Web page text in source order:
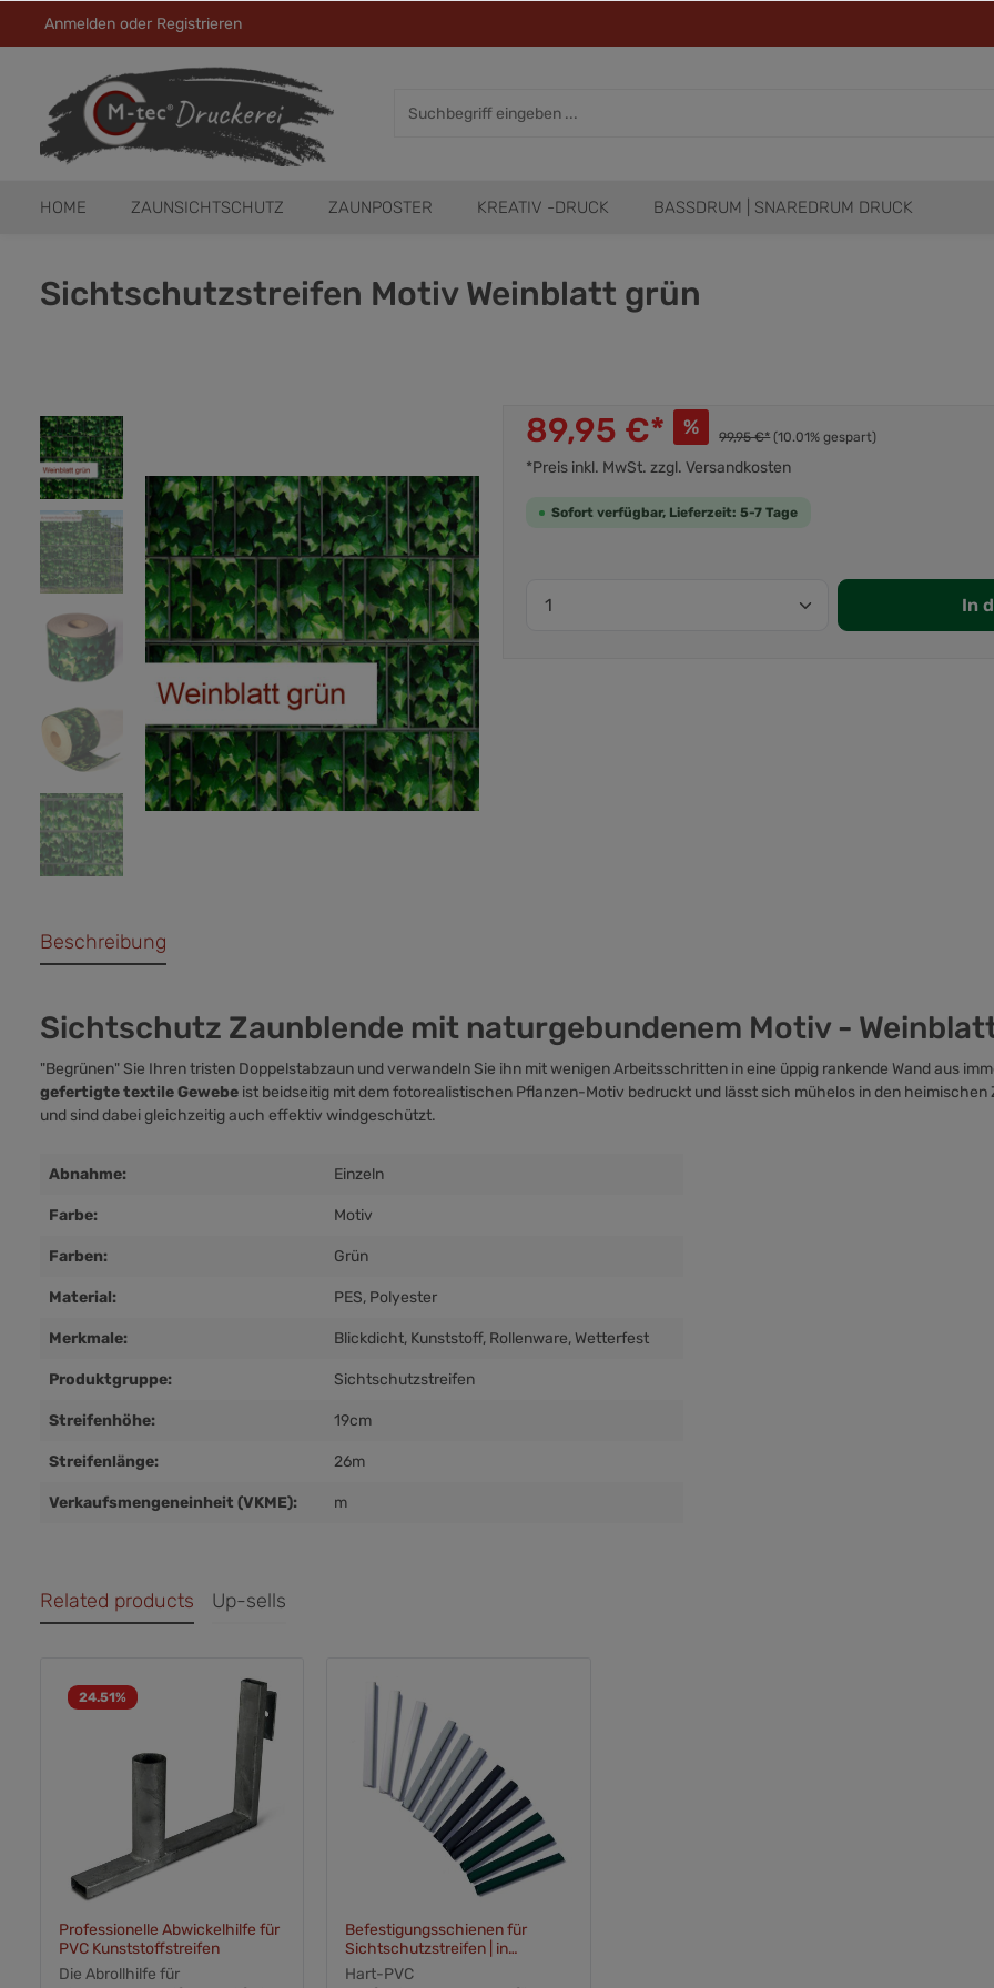
Anmelden oder Registrieren
HOME ZAUNSICHTSCHUTZ ZAUNPOSTER KREATIV -DRUCK BASSDRUM | SNAREDRUM DRUCK
Sichtschutzstreifen Motiv Weinblatt grün
89,95 €* % 99,95 €* (10.01% gespart)
*Preis inkl. MwSt. zzgl. Versandkosten
Sofort verfügbar, Lieferzeit: 5-7 Tage
In
Beschreibung
Sichtschutz Zaunblende mit naturgebundenem Motiv -
"Begrünen" Sie Ihren tristen Doppelstabzaun und verwandeln Sie ihn mit wenigen Arbeitsschritten in eine üppig rankende Wand aus
gefertigte textile Gewebe ist beidseitig mit dem fotorealistischen Pflanzen-Motiv bedruckt und lässt sich mühelos in den heimischen
und sind dabei gleichzeitig auch effektiv windgeschützt.
Abnahme: Einzeln
Farbe: Motiv
Farben: Grün
Material: PES, Polyester
Merkmale: Blickdicht, Kunststoff, Rollenware, Wetterfest
Produktgruppe: Sichtschutzstreifen
Streifenhöhe: 19cm
Streifenlänge: 26m
Verkaufsmengeneinheit (VKME): m
Related products Up-sells
24.51%
Professionelle Abwickelhilfe für
PVC Kunststoffstreifen
Die Abrollhilfe für
Befestigungsschienen für
Sichtschutzstreifen | in
Zaunfarben
Hart-PVC